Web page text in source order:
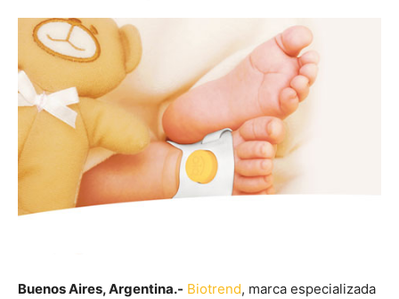
Buenos Aires, Argentina.- Biotrend, marca especializada